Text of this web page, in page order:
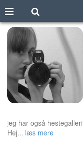
jeg har også hestegalleri
Hej... læs mere